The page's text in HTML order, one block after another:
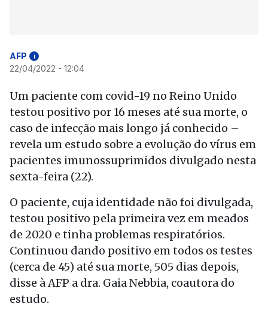
AFP i
22/04/2022 - 12:04
Um paciente com covid-19 no Reino Unido
testou positivo por 16 meses até sua morte, o
caso de infecção mais longo já conhecido –
revela um estudo sobre a evolução do vírus em
pacientes imunossuprimidos divulgado nesta
sexta-feira (22).
O paciente, cuja identidade não foi divulgada,
testou positivo pela primeira vez em meados
de 2020 e tinha problemas respiratórios.
Continuou dando positivo em todos os testes
(cerca de 45) até sua morte, 505 dias depois,
disse à AFP a dra. Gaia Nebbia, coautora do
estudo.